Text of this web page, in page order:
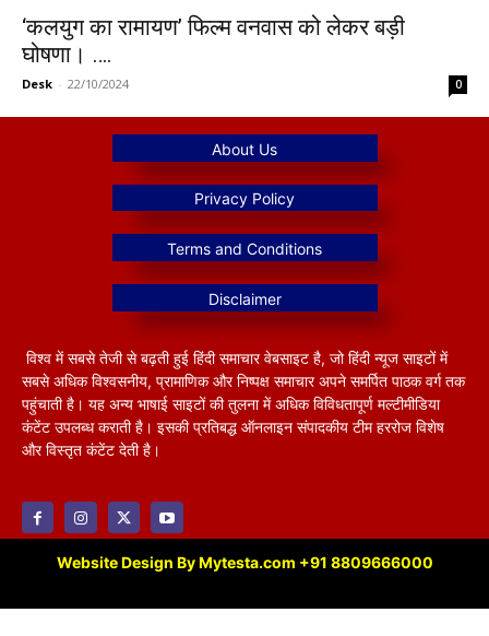
‘कलयुग का रामायण’ फिल्म वनवास को लेकर बड़ी
घोषणा। ….
Desk - 22/10/2024 0
विश्व में सबसे तेजी से बढ़ती हुई हिंदी समाचार वेबसाइट है, जो हिंदी न्यूज साइटों में
सबसे अधिक विश्वसनीय, प्रामाणिक और निष्पक्ष समाचार अपने समर्पित पाठक वर्ग तक
पहुंचाती है। यह अन्य भाषाई साइटों की तुलना में अधिक विविधतापूर्ण मल्टीमीडिया
कंटेंट उपलब्ध कराती है। इसकी प्रतिबद्ध ऑनलाइन संपादकीय टीम हररोज विशेष
और विस्तृत कंटेंट देती है।
Website Design By Mytesta.com +91 8809666000